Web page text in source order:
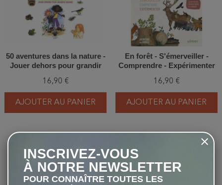
50 aventures dans la nature -
Jouer dehors pour grandir
16,90 €
AJOUTER AU PANIER
En forêt - S'émerveiller -
Comprendre - Expérimenter
16,90 €
AJOUTER AU PANIER
favorite_border
INSCRIVEZ-VOUS
À NOTRE NEWSLETTER
POUR CONNAÎTRE TOUTES LES